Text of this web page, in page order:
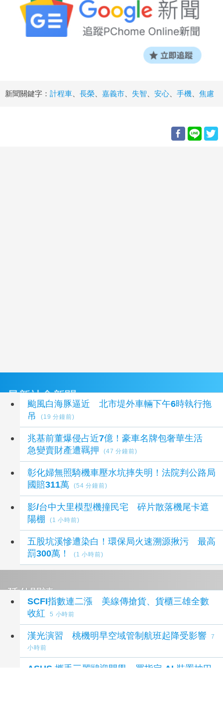
新聞關鍵字： 計程車 長榮 嘉義市 失智 安心 手機 焦慮
最新社會新聞
颱風白海豚逼近 北市堤外車輛下午6時執行拖
吊
(19 分鐘前)
兆基前董爆侵占近7億！豪車名牌包奢華生活
急變賣財產遭羈押
(47 分鐘前)
彰化婦無照騎機車壓水坑摔失明！法院判公路局
國賠311萬
(54 分鐘前)
影/台中大里模型機撞民宅 碎片散落機尾卡遮
陽棚
(1 小時前)
五股坑溪慘遭染白！環保局火速溯源揪污 最高
罰300萬！
(1 小時前)
延伸閱讀
SCFI指數連二漲 美線傳搶貨、貨櫃三雄全數
收紅
5 小時前
漢光演習 桃機明早空域管制航班起降受影響
7
小時前
ASUS 攜手三麗鷗迎開學 買指定 AI 裝置抽巴